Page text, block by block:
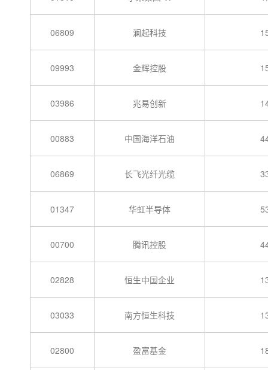
06809 澜起科技
09993 金辉控股
03986 兆易创新
00883 中国海洋石油
06869 长飞光纤光缆
01347 华虹半导体
00700 腾讯控股
02828 恒生中国企业
03033 南方恒生科技
02800 盈富基金